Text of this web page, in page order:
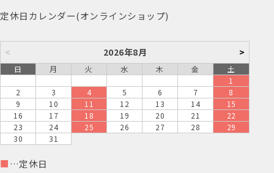
定休日カレンダー(オンラインショップ)
< 2026年8月 >
日 月 火 水 木 金
土
1
2
3 4 5 6 7
8
9
10 11 12 13 14
15
16
17 18 19 20 21
22
23
24 25 26 27 28
29
30
31
■ …定休日